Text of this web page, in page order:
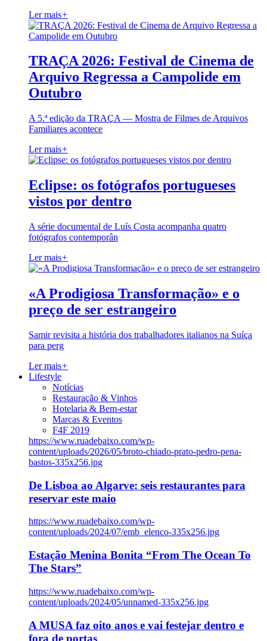
Ler mais+
TRAÇA 2026: Festival de Cinema de
Arquivo Regressa a Campolide em
Outubro
A 5.ª edição da TRAÇA — Mostra de Filmes de Arquivos
Familiares acontece
Ler mais+
Eclipse: os fotógrafos portugueses
vistos por dentro
A série documental de Luís Costa acompanha quatro
fotógrafos contemporân
Ler mais+
«A Prodigiosa Transformação» e o
preço de ser estrangeiro
Samir revisita a história dos trabalhadores italianos na Suíça
para perg
Ler mais+
Lifestyle
Notícias
Restauração & Vinhos
Hotelaria & Bem-estar
Marcas & Eventos
F4F 2019
https://www.ruadebaixo.com/wp-
content/uploads/2026/05/broto-chiado-prato-pedro-pena-
bastos-335x256.jpg
De Lisboa ao Algarve: seis restaurantes para
reservar este maio
https://www.ruadebaixo.com/wp-
content/uploads/2024/07/emb_elenco-335x256.jpg
Estação Menina Bonita “From The Ocean To
The Stars”
https://www.ruadebaixo.com/wp-
content/uploads/2024/05/unnamed-335x256.jpg
A MUSA faz oito anos e vai festejar dentro e
fora de portas